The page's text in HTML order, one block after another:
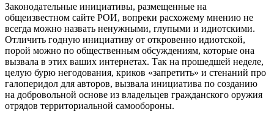
Законодательные инициативы, размещенные на
общеизвестном сайте РОИ, вопреки расхожему мнению не
всегда можно назвать ненужными, глупыми и идиотскими.
Отличить годную инициативу от откровенно идиотской,
порой можно по общественным обсуждениям, которые она
вызвала в этих ваших интернетах. Так на прошедшей неделе,
целую бурю негодования, криков «запретить» и стенаний про
галоперидол для авторов, вызвала инициатива по созданию
на добровольной основе из владельцев гражданского оружия
отрядов территориальной самообороны.